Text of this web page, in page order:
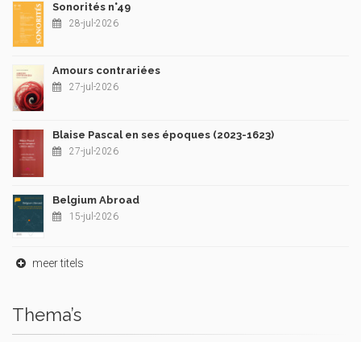
Sonorités n°49
28-jul-2026
Amours contrariées
27-jul-2026
Blaise Pascal en ses époques (2023-1623)
27-jul-2026
Belgium Abroad
15-jul-2026
meer titels
Thema’s